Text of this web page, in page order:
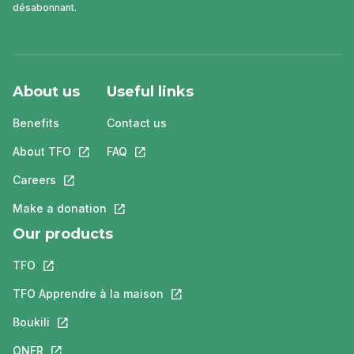
désabonnant.
About us
Benefits
About TFO This link will open in a new tab.
Careers This link will open in a new tab.
Make a donation This link will open in a new tab.
Useful links
Contact us
FAQ This link will open in a new tab.
Our products
TFO This link will open in a new tab.
TFO Apprendre à la maison This link will open in a new tab.
Boukili This link will open in a new tab.
ONFR This link will open in a new tab.